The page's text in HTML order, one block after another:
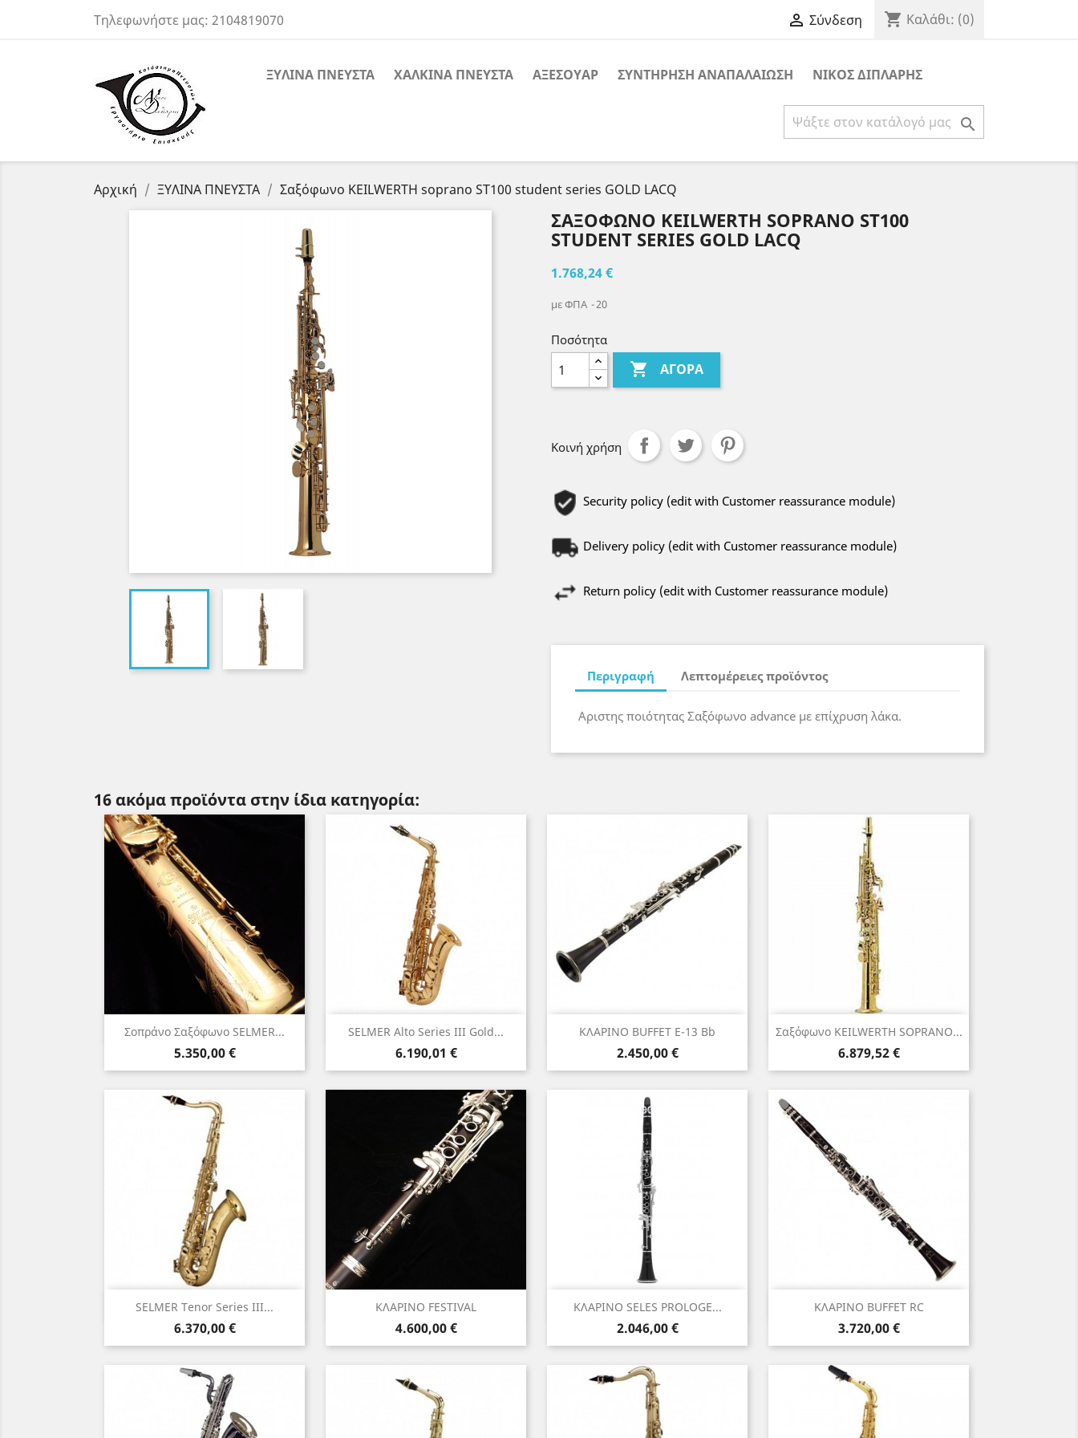
Τηλεφωνήστε μας: 2104819070  Σύνδεση shopping_cart Καλάθι: (0)
ΞΥΛΙΝΑ ΠΝΕΥΣΤΑ ΧΑΛΚΙΝΑ ΠΝΕΥΣΤΑ ΑΞΕΣΟΥΑΡ ΣΥΝΤΗΡΗΣΗ ΑΝΑΠΑΛΑΙΩΣΗ ΝΙΚΟΣ ΔΙΠΛΑΡΗΣ

Αρχική ΞΥΛΙΝΑ ΠΝΕΥΣΤΑ Σαξόφωνο KEILWERTH soprano ST100 student series GOLD LACQ
ΣΑΞΌΦΩΝΟ KEILWERTH SOPRANO ST100
STUDENT SERIES GOLD LACQ
1.768,24 €
με ΦΠΑ 20
Ποσότητα
 ΑΓΟΡΆ
Κοινή χρήση
Security policy (edit with Customer reassurance module)
Delivery policy (edit with Customer reassurance module)
Return policy (edit with Customer reassurance module)
Περιγραφή Λεπτομέρειες προϊόντος
Αριστης ποιότητας Σαξόφωνο advance με επίχρυση λάκα.
16 ακόμα προϊόντα στην ίδια κατηγορία:
Σοπράνο Σαξόφωνο SELMER...
Τιμή
5.350,00 €
Γρήγορη προβολή SELMER Alto Series III Gold...
Τιμή
6.190,01 €
Γρήγορη προβολή ΚΛΑΡΙΝΟ BUFFET E-13 Bb
Τιμή
2.450,00 €
Γρήγορη προβολή Σαξόφωνο KEILWERTH SOPRANO...
Τιμή
6.879,52 €
Γρήγορη προβολή
SELMER Tenor Series III...
Τιμή
6.370,00 €
Γρήγορη προβολή ΚΛΑΡΙΝΟ FESTIVAL
Τιμή
4.600,00 €
Γρήγορη προβολή ΚΛΑΡΙΝΟ SELES PROLOGE...
Τιμή
2.046,00 €
Γρήγορη προβολή ΚΛΑΡΙΝΟ BUFFET RC
Τιμή
3.720,00 €
Γρήγορη προβολή